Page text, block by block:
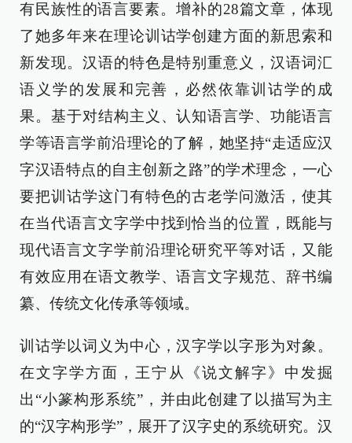
有民族性的语言要素。增补的28篇文章，体现
了她多年来在理论训诂学创建方面的新思索和
新发现。汉语的特色是特别重意义，汉语词汇
语义学的发展和完善，必然依靠训诂学的成
果。基于对结构主义、认知语言学、功能语言
学等语言学前沿理论的了解，她坚持“走适应汉
字汉语特点的自主创新之路”的学术理念，一心
要把训诂学这门有特色的古老学问激活，使其
在当代语言文字学中找到恰当的位置，既能与
现代语言文字学前沿理论研究平等对话，又能
有效应用在语文教学、语言文字规范、辞书编
纂、传统文化传承等领域。
训诂学以词义为中心，汉字学以字形为对象。
在文字学方面，王宁从《说文解字》中发掘
出“小篆构形系统”，并由此创建了以描写为主
的“汉字构形学”，展开了汉字史的系统研究。汉